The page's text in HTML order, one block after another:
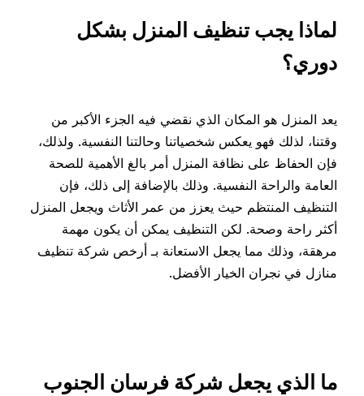
لماذا يجب تنظيف المنزل بشكل
دوري؟
يعد المنزل هو المكان الذي نقضي فيه الجزء الأكبر من
وقتنا، لذلك فهو يعكس شخصياتنا وحالتنا النفسية. ولذلك،
فإن الحفاظ على نظافة المنزل أمر بالغ الأهمية للصحة
العامة والراحة النفسية. وذلك بالإضافة إلى ذلك، فإن
التنظيف المنتظم حيث يعزز من عمر الأثاث ويجعل المنزل
أكثر راحة وصحة. لكن التنظيف يمكن أن يكون مهمة
مرهقة، وذلك مما يجعل الاستعانة بـ أرخص شركة تنظيف
منازل في نجران الخيار الأفضل.
ما الذي يجعل شركة فرسان الجنوب